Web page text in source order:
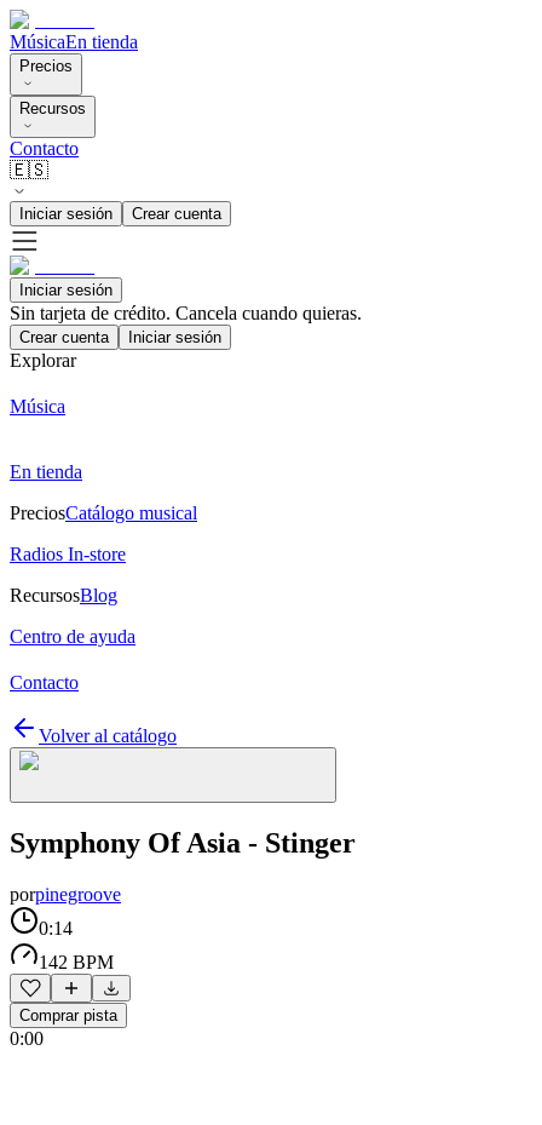
MúsicaEn tienda
Precios
Recursos
Contacto
🇪🇸
Iniciar sesión Crear cuenta
Iniciar sesión
Sin tarjeta de crédito. Cancela cuando quieras.
Crear cuenta Iniciar sesión
Explorar
Música
En tienda
PreciosCatálogo musical
Radios In-store
RecursosBlog
Centro de ayuda
Contacto
Volver al catálogo
Symphony Of Asia - Stinger
porpinegroove
0:14
142 BPM
Comprar pista
0:00